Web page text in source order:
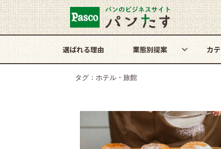
選ばれる理由 業態別提案 カ
タグ：ホテル・旅館